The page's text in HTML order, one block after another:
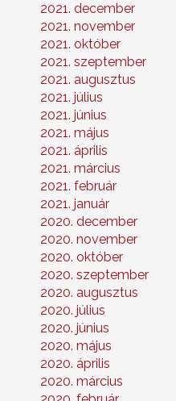
2021. december
2021. november
2021. október
2021. szeptember
2021. augusztus
2021. július
2021. június
2021. május
2021. április
2021. március
2021. február
2021. január
2020. december
2020. november
2020. október
2020. szeptember
2020. augusztus
2020. július
2020. június
2020. május
2020. április
2020. március